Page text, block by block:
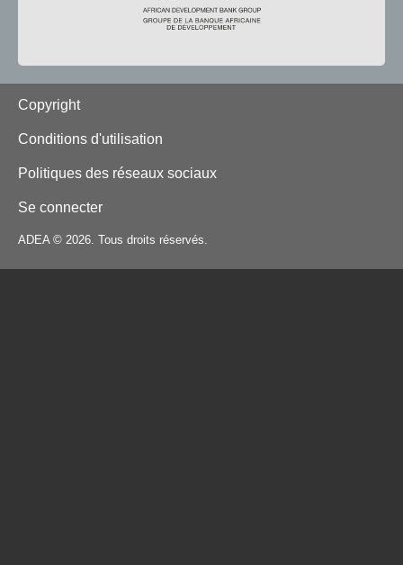
Footer
Copyright
Conditions d'utilisation
Politiques des réseaux sociaux
Se connecter
ADEA © 2026. Tous droits réservés.